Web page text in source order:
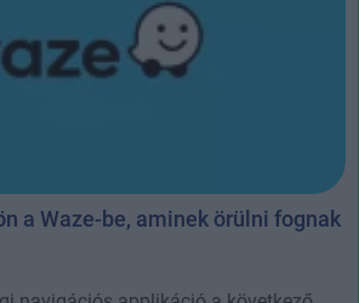
a Waze-be, aminek örülni fognak